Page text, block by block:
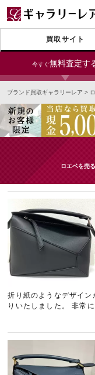
買取サイト
今すぐ無料査定す
銀座本店
小田急新宿店
心斎橋本店
なんば店
中野ブロードウ
ブランド買取ギャラリーレア >
ロエベを売
折り紙のようなデザイ
りいたしました。 非常に綺麗な状態でお持ち込みいただけたため、精